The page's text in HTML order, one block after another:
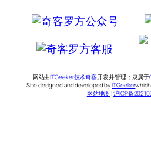
网站由ITGeeker技术奇客开发并管理；隶属于
Site designed and developed byITGeeker
网站地图 |沪ICP备